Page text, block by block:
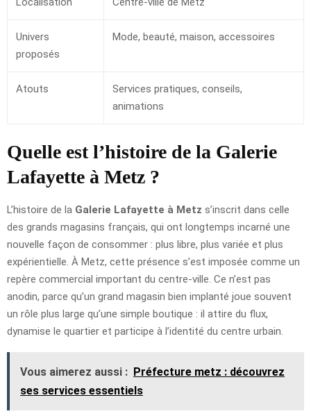
Univers
proposés
Mode, beauté, maison, accessoires
Atouts
Services pratiques, conseils,
animations
Quelle est l’histoire de la Galerie
Lafayette à Metz ?
L’histoire de la Galerie Lafayette à Metz s’inscrit dans celle
des grands magasins français, qui ont longtemps incarné une
nouvelle façon de consommer : plus libre, plus variée et plus
expérientielle. À Metz, cette présence s’est imposée comme un
repère commercial important du centre-ville. Ce n’est pas
anodin, parce qu’un grand magasin bien implanté joue souvent
un rôle plus large qu’une simple boutique : il attire du flux,
dynamise le quartier et participe à l’identité du centre urbain.
Vous aimerez aussi : Préfecture metz : découvrez
ses services essentiels